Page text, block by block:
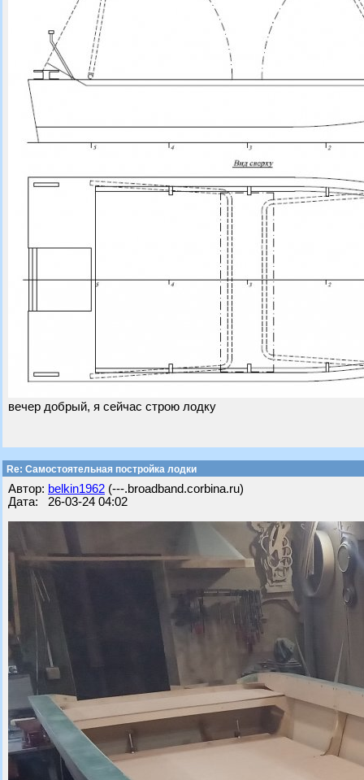
вечер добрый, я сейчас строю лодку
Re: Самостоятельная постройка лодки
Автор: belkin1962 (---.broadband.corbina.ru)
Дата: 26-03-24 04:02